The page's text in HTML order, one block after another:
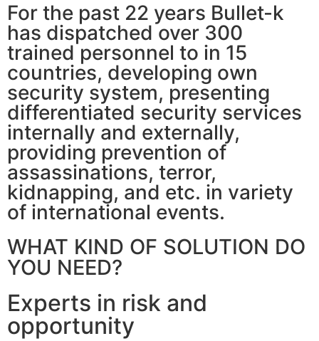
For the past 22 years Bullet-k
has dispatched over 300
trained personnel to in 15
countries, developing own
security system, presenting
differentiated security services
internally and externally,
providing prevention of
assassinations, terror,
kidnapping, and etc. in variety
of international events.
WHAT KIND OF SOLUTION DO
YOU NEED?
Experts in risk and
opportunity